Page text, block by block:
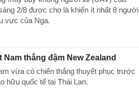
2/8 được cho là khiến ít nhất 8 người
vực của Nga.
thắng đậm New Zealand
vừa có chiến thắng thuyết phục trước
hữu quốc tế tại Thái Lan.